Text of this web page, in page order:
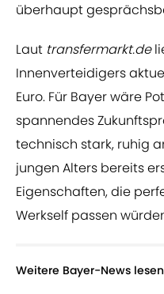
überhaupt
Laut transfermarkt.de
Innenverteidigers
Euro. Für Bayer wäre
spannendes
technisch stark, ruhig
jungen Alters bereits
Eigenschaften, die
Werkself passen
Weitere Bayer-News